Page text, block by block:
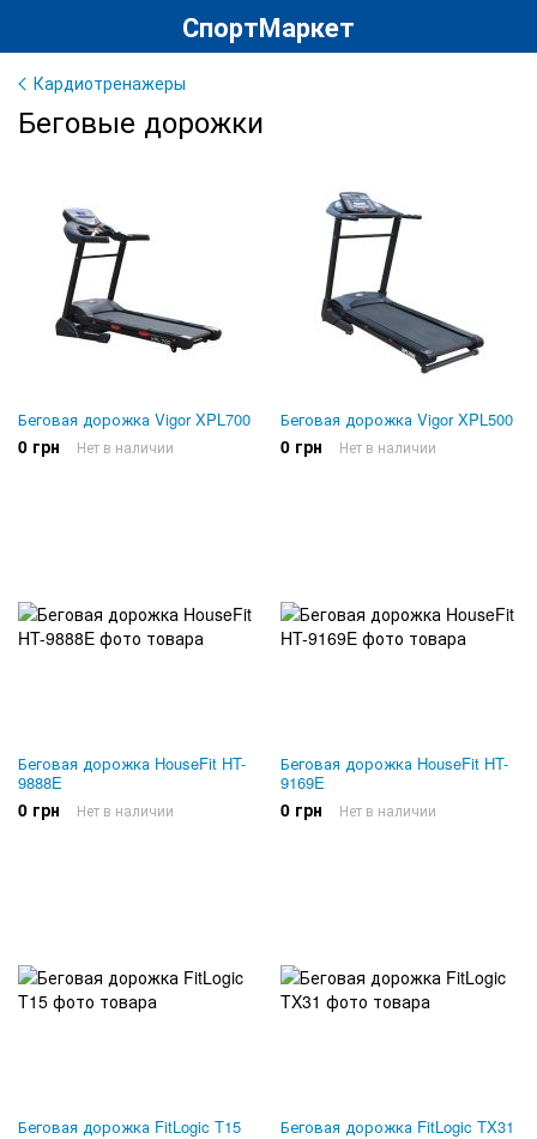
СпортМаркет
Кардиотренажеры
Беговые дорожки
Беговая дорожка Vigor XPL700
0 грн Нет в наличии
Беговая дорожка Vigor XPL500
0 грн Нет в наличии
Беговая дорожка HouseFit HT-
9888E
0 грн Нет в наличии
Беговая дорожка HouseFit HT-
9169E
0 грн Нет в наличии
Беговая дорожка FitLogic T15 Беговая дорожка FitLogic TX31